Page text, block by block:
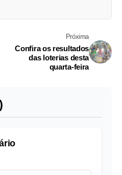
Próxima
Confira os resultados
das loterias desta
quarta-feira